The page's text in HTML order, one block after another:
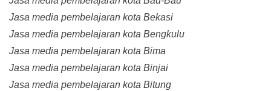
Jasa media pembelajaran kota Bekasi
Jasa media pembelajaran kota Bengkulu
Jasa media pembelajaran kota Bima
Jasa media pembelajaran kota Binjai
Jasa media pembelajaran kota Bitung